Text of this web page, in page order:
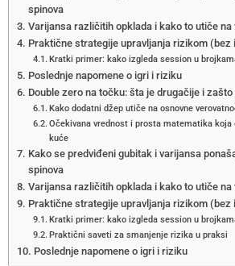
spinova
Varijansa različitih opklada i kako to utiče na
Praktične strategije upravljanja rizikom (bez
Kratki primer: kako izgleda session u
Poslednje napomene o igri i riziku
Double zero na točku: šta je drugačije i
Kako dodatni džep utiče na osnovne
Očekivana vrednost i prosta matematika koja
kuće
Kako se predviđeni gubitak i varijansa
spinova
Varijansa različitih opklada i kako to utiče na
Praktične strategije upravljanja rizikom (bez
Kratki primer: kako izgleda session u
Praktični saveti za smanjenje rizika u praksi
Poslednje napomene o igri i riziku